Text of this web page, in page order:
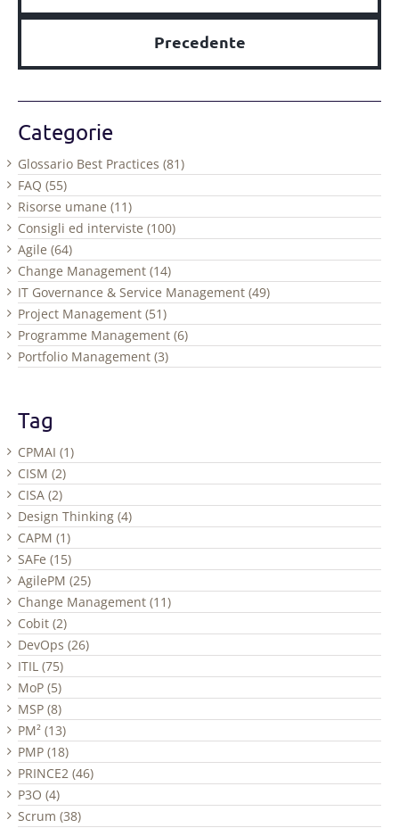
Precedente
Categorie
Glossario Best Practices (81)
FAQ (55)
Risorse umane (11)
Consigli ed interviste (100)
Agile (64)
Change Management (14)
IT Governance & Service Management (49)
Project Management (51)
Programme Management (6)
Portfolio Management (3)
Tag
CPMAI (1)
CISM (2)
CISA (2)
Design Thinking (4)
CAPM (1)
SAFe (15)
AgilePM (25)
Change Management (11)
Cobit (2)
DevOps (26)
ITIL (75)
MoP (5)
MSP (8)
PM² (13)
PMP (18)
PRINCE2 (46)
P3O (4)
Scrum (38)